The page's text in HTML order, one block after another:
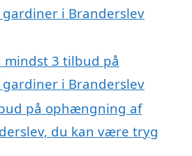
i Branderslev
3 tilbud på
i Branderslev
på ophængning af
du kan være tryg